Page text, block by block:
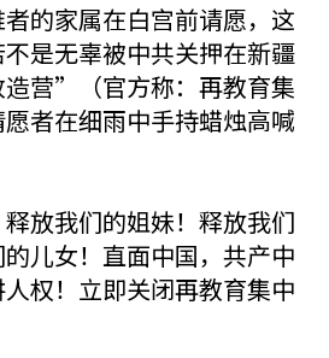
的家属在白宫前请愿，这
是无辜被中共关押在新疆
营”（官方称：再教育集
者在细雨中手持蜡烛高喊
放我们的姐妹！释放我们
儿女！直面中国，共产中
权！立即关闭再教育集中